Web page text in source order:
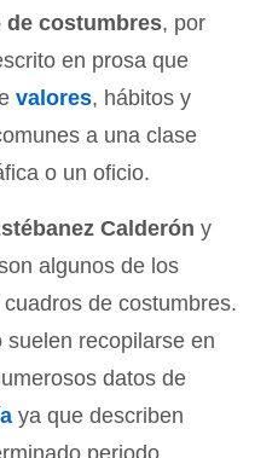
de costumbres, por
en prosa que
valores, hábitos y
a una clase
o un oficio.
Calderón y
algunos de los
de costumbres.
recopilarse en
datos de
ya que describen